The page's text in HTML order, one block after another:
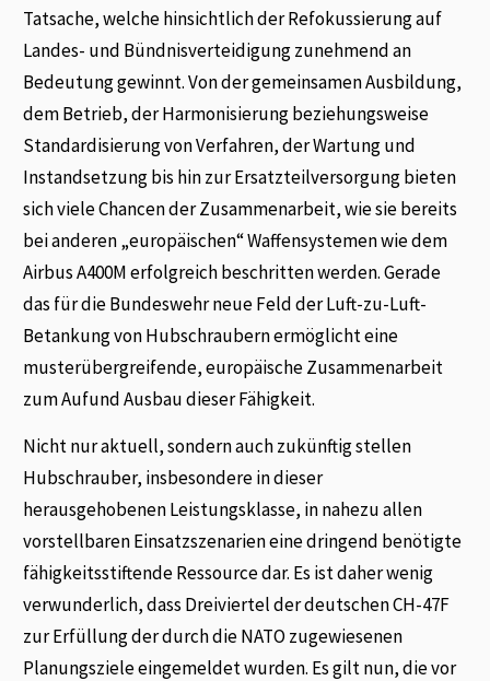
Tatsache, welche hinsichtlich der Refokussierung auf
Landes- und Bündnisverteidigung zunehmend an
Bedeutung gewinnt. Von der gemeinsamen Ausbildung,
dem Betrieb, der Harmonisierung beziehungsweise
Standardisierung von Verfahren, der Wartung und
Instandsetzung bis hin zur Ersatzteilversorgung bieten
sich viele Chancen der Zusammenarbeit, wie sie bereits
bei anderen „europäischen“ Waffensystemen wie dem
Airbus A400M erfolgreich beschritten werden. Gerade
das für die Bundeswehr neue Feld der Luft-zu-Luft-
Betankung von Hubschraubern ermöglicht eine
musterübergreifende, europäische Zusammenarbeit
zum Aufund Ausbau dieser Fähigkeit.
Nicht nur aktuell, sondern auch zukünftig stellen
Hubschrauber, insbesondere in dieser
herausgehobenen Leistungsklasse, in nahezu allen
vorstellbaren Einsatzszenarien eine dringend benötigte
fähigkeitsstiftende Ressource dar. Es ist daher wenig
verwunderlich, dass Dreiviertel der deutschen CH-47F
zur Erfüllung der durch die NATO zugewiesenen
Planungsziele eingemeldet wurden. Es gilt nun, die vor